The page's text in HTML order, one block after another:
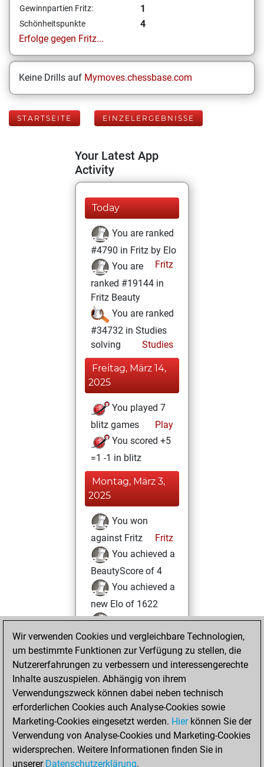
Gewinnpartien Fritz: 1
Schönheitspunkte
4
Erfolge gegen Fritz...
Keine Drills auf Mymoves.chessbase.com
STARTSEITE EINZELERGEBNISSE
Your Latest App
Activity
Today
You are ranked
#4790 in Fritz by Elo
Fritz
You are
ranked #19144 in
Fritz Beauty
You are ranked
#34732 in Studies
solving
Studies
Freitag, März 14,
2025
You played 7
blitz games
Play
You scored +5
=1 -1 in blitz
Montag, März 3,
2025
You won
against Fritz
Fritz
You achieved a
BeautyScore of 4
You achieved a
new Elo of 1622
You created
your Fritz account
You played 1
bullet games
Play
You scored +1
=0 -0 in bullet
Sonntag, März 2,
2025
Wir verwenden Cookies und vergleichbare Technologien,
um bestimmte Funktionen zur Verfügung zu stellen, die
Nutzererfahrungen zu verbessern und interessengerechte
Inhalte auszuspielen. Abhängig von ihrem
Verwendungszweck können dabei neben technisch
erforderlichen Cookies auch Analyse-Cookies sowie
Marketing-Cookies eingesetzt werden. Hierkönnen Sie der
Verwendung von Analyse-Cookies und Marketing-Cookies
widersprechen. Weitere Informationen finden Sie in
unserer Datenschutzerklärung.